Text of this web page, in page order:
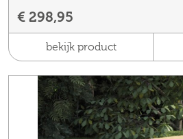
€ 298,95
bekijk product